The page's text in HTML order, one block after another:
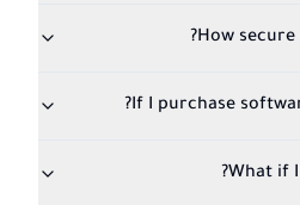
How secure
If I purchase
What if